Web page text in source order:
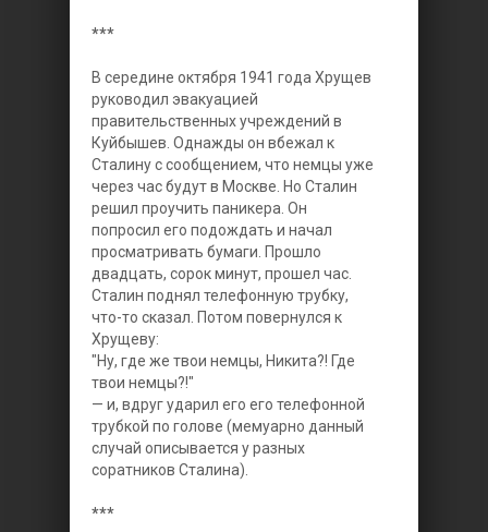
***
В середине октября 1941 года Хрущев
руководил эвакуацией
правительственных учреждений в
Куйбышев. Однажды он вбежал к
Сталину с сообщением, что немцы уже
через час будут в Москве. Но Сталин
решил проучить паникера. Он
попросил его подождать и начал
просматривать бумаги. Прошло
двадцать, сорок минут, прошел час.
Сталин поднял телефонную трубку,
что-то сказал. Потом повернулся к
Хрущеву:
"Ну, где же твои немцы, Никита?! Где
твои немцы?!"
— и, вдруг ударил его его телефонной
трубкой по голове (мемуарно данный
случай описывается у разных
соратников Сталина).
***